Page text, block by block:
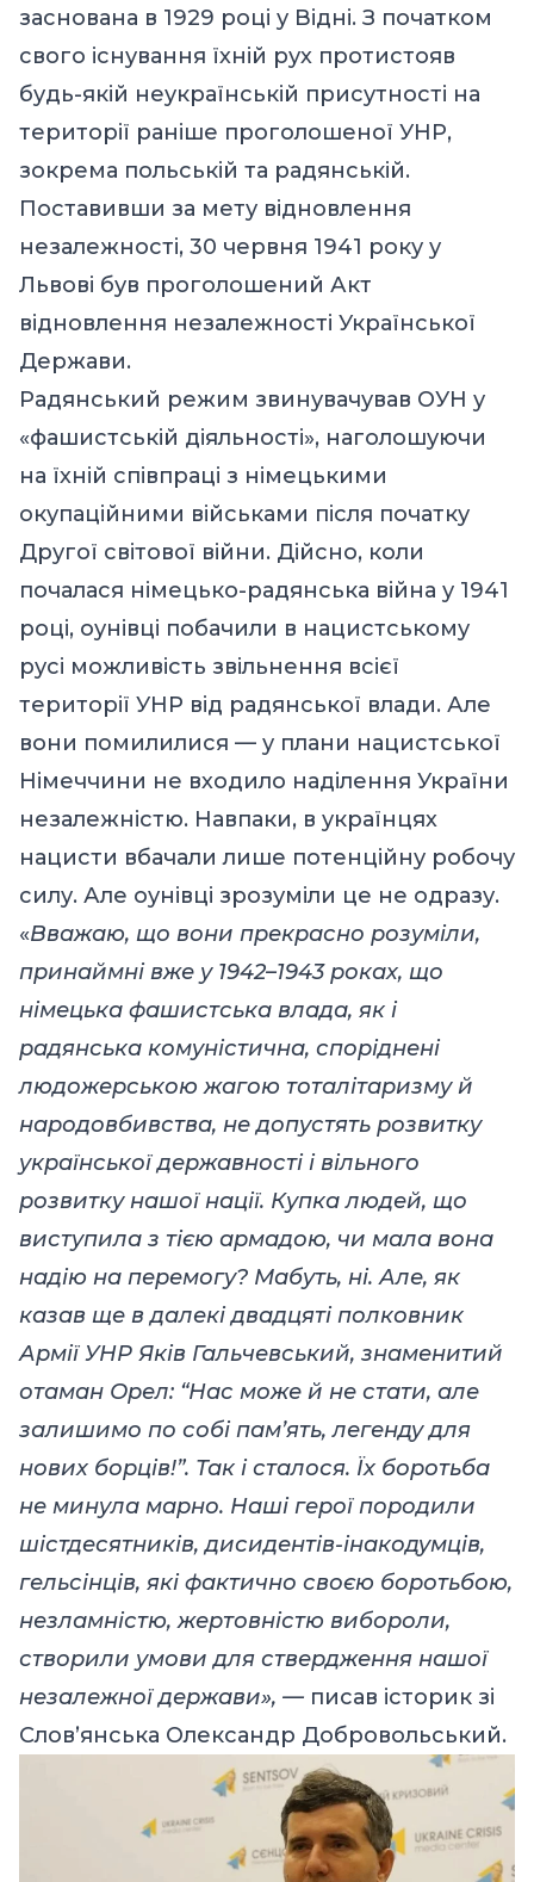
заснована в 1929 році у Відні. З початком
свого існування їхній рух протистояв
будь-якій неукраїнській присутності на
території раніше проголошеної УНР,
зокрема польській та радянській.
Поставивши за мету відновлення
незалежності, 30 червня 1941 року у
Львові був проголошений Акт
відновлення незалежності Української
Держави.
Радянський режим звинувачував ОУН у
«фашистській діяльності», наголошуючи
на їхній співпраці з німецькими
окупаційними військами після початку
Другої світової війни. Дійсно, коли
почалася німецько-радянська війна у 1941
році, оунівці побачили в нацистському
русі можливість звільнення всієї
території УНР від радянської влади. Але
вони помилилися — у плани нацистської
Німеччини не входило наділення України
незалежністю. Навпаки, в українцях
нацисти вбачали лише потенційну робочу
силу. Але оунівці зрозуміли це не одразу.
«Вважаю, що вони прекрасно розуміли,
принаймні вже у 1942–1943 роках, що
німецька фашистська влада, як і
радянська комуністична, споріднені
людожерською жагою тоталітаризму й
народовбивства, не допустять розвитку
української державності і вільного
розвитку нашої нації. Купка людей, що
виступила з тією армадою, чи мала вона
надію на перемогу? Мабуть, ні. Але, як
казав ще в далекі двадцяті полковник
Армії УНР Яків Гальчевський, знаменитий
отаман Орел: “Нас може й не стати, але
залишимо по собі пам’ять, легенду для
нових борців!”. Так і сталося. Їх боротьба
не минула марно. Наші герої породили
шістдесятників, дисидентів-інакодумців,
гельсінців, які фактично своєю боротьбою,
незламністю, жертовністю вибороли,
створили умови для ствердження нашої
незалежної держави», — писав історик зі
Словʼянська Олександр Добровольський.